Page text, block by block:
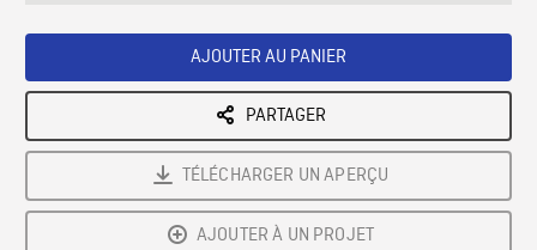
AJOUTER AU PANIER
PARTAGER
TÉLÉCHARGER UN APERÇU
AJOUTER À UN PROJET